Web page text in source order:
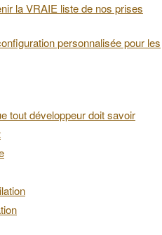
la VRAIE liste de nos prises
personnalisée pour les
tout développeur doit savoir